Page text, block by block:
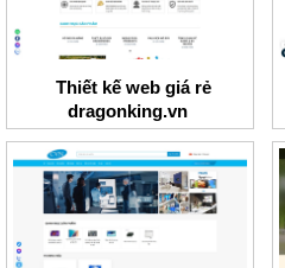
Thiết kế web giá rẻ
dragonking.vn